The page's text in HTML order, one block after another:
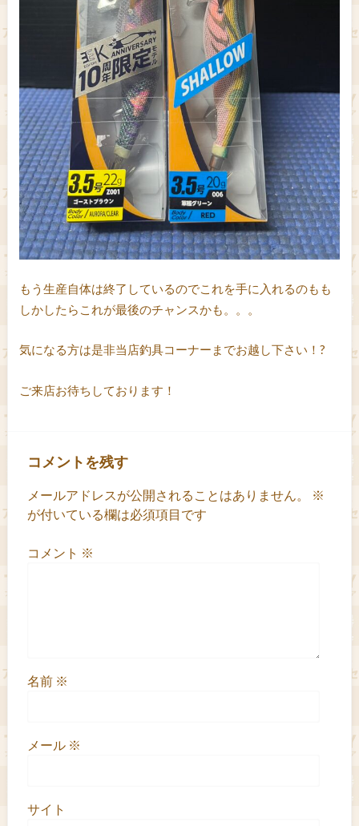
もう生産自体は終了しているのでこれを手に入れるのもも
しかしたらこれが最後のチャンスかも。。。
気になる方は是非当店釣具コーナーまでお越し下さい！?
ご来店お待ちしております！
コメントを残す
メールアドレスが公開されることはありません。
※
が付いている欄は必須項目です
コメント ※
名前 ※
メール ※
サイト